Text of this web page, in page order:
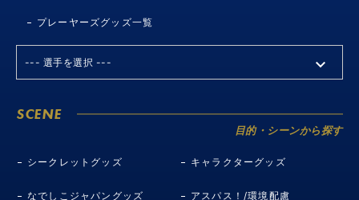
プレーヤーズグッズ一覧
SCENE
目的・シーンから探す
シークレットグッズ キャラクターグッズ
なでしこジャパングッズ アスパス！/環境配慮